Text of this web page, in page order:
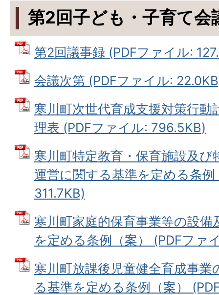
第2回子ども・子育て会
第2回議事録 (PDFファイル:
会議次第 (PDFファイル:
寒川町次世代育成支援対策行動
理表 (PDFファイル: 796.5KB)
寒川町特定教育・保育施設及び
運営に関する基準を定める条
311.7KB)
寒川町家庭的保育事業等の設
を定める条例（案） (PDFファ
寒川町放課後児童健全育成事
る基準を定める条例（案）